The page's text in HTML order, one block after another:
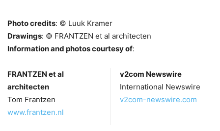
Photo credits: © Luuk Kramer
Drawings: © FRANTZEN et al architecten
Information and photos courtesy of:
FRANTZEN et al
architecten
Tom Frantzen
www.frantzen.nl
v2com Newswire
International Newswire
v2com-newswire.com